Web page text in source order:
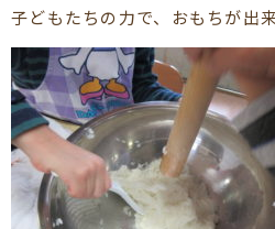
子どもたちの力で、おもちが出